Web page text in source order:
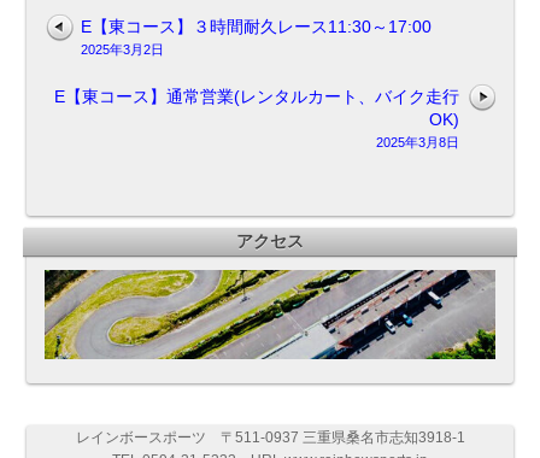
E【東コース】３時間耐久レース11:30～17:00
2025年3月2日
E【東コース】通常営業(レンタルカート、バイク走行
OK)
2025年3月8日
アクセス
レインボースポーツ 〒511-0937 三重県桑名市志知3918-1